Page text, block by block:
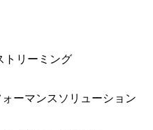
トリーミング
ーマンスソリューション